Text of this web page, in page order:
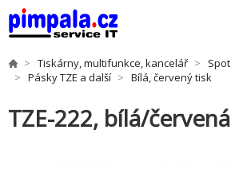
Tiskárny, multifunkce, kancelář
Pásky TZE a další
Bílá, červený tisk
TZE-222, bílá/